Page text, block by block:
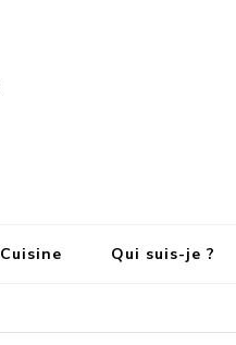
Cuisine Qui suis-je ?